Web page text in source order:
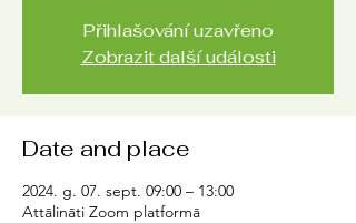
Přihlašování uzavřeno
Zobrazit další události
Date and place
2024. g. 07. sept. 09:00 – 13:00
Attālināti Zoom platformā